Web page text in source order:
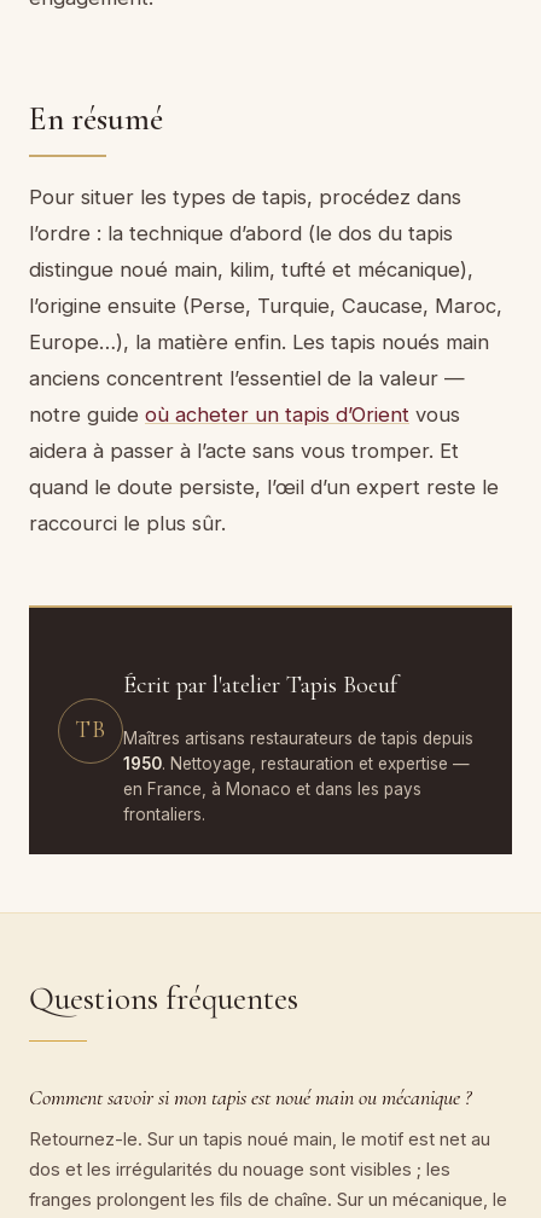
En résumé
Pour situer les types de tapis, procédez dans
l’ordre : la technique d’abord (le dos du tapis
distingue noué main, kilim, tufté et mécanique),
l’origine ensuite (Perse, Turquie, Caucase, Maroc,
Europe…), la matière enfin. Les tapis noués main
anciens concentrent l’essentiel de la valeur —
notre guide où acheter un tapis d’Orient vous
aidera à passer à l’acte sans vous tromper. Et
quand le doute persiste, l’œil d’un expert reste le
raccourci le plus sûr.
TB
Écrit par l'atelier Tapis Boeuf
Maîtres artisans restaurateurs de tapis depuis
1950. Nettoyage, restauration et expertise —
en France, à Monaco et dans les pays
frontaliers.
Questions fréquentes
Comment savoir si mon tapis est noué main ou mécanique ?
Retournez-le. Sur un tapis noué main, le motif est net au
dos et les irrégularités du nouage sont visibles ; les
franges prolongent les fils de chaîne. Sur un mécanique, le